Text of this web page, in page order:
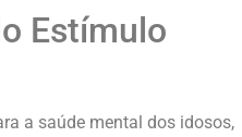
Estímulo
a saúde mental dos idosos,